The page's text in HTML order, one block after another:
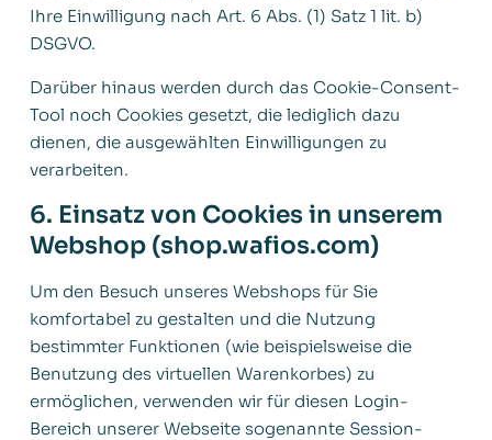
Ihre Einwilligung nach Art. 6 Abs. (1) Satz 1 lit. b)
DSGVO.
Darüber hinaus werden durch das Cookie-Consent-
Tool noch Cookies gesetzt, die lediglich dazu
dienen, die ausgewählten Einwilligungen zu
verarbeiten.
6. Einsatz von Cookies in unserem
Webshop (shop.wafios.com)
Um den Besuch unseres Webshops für Sie
komfortabel zu gestalten und die Nutzung
bestimmter Funktionen (wie beispielsweise die
Benutzung des virtuellen Warenkorbes) zu
ermöglichen, verwenden wir für diesen Login-
Bereich unserer Webseite sogenannte Session-